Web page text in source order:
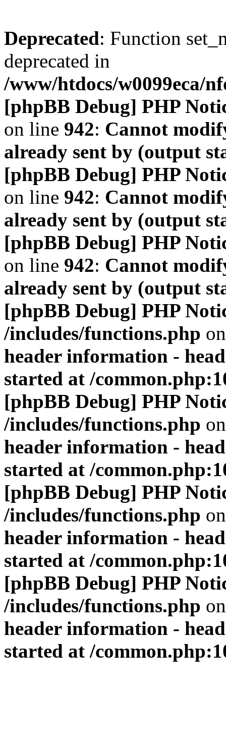
Deprecated: Function
deprecated in
/www/htdocs/w0099eca/
[phpBB Debug] PHP
on line 942: Cannot
already sent by (output
[phpBB Debug] PHP
on line 942: Cannot
already sent by (output
[phpBB Debug] PHP
on line 942: Cannot
already sent by (output
[phpBB Debug] PHP
/includes/functions.php
header information -
started at /
[phpBB Debug] PHP
/includes/functions.php
header information -
started at /
[phpBB Debug] PHP
/includes/functions.php
header information -
started at /
[phpBB Debug] PHP
/includes/functions.php
header information -
started at /